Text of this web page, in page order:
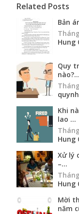
Related Posts
Bản
Hung
Quy
nào?...
Khi
lao ...
Hung
Xử lý
–...
Hung
Mời
năm